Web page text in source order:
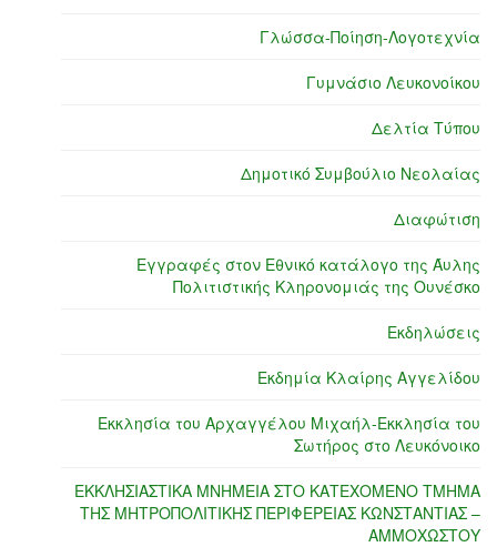
Γλώσσα-Ποίηση-Λογοτεχνία
Γυμνάσιο Λευκονοίκου
Δελτία Τύπου
Δημοτικό Συμβούλιο Νεολαίας
Διαφώτιση
Εγγραφές στον Εθνικό κατάλογο της Άυλης
Πολιτιστικής Κληρονομιάς της Ουνέσκο
Εκδηλώσεις
Εκδημία Κλαίρης Αγγελίδου
Εκκλησία του Αρχαγγέλου Μιχαήλ-Εκκλησία του
Σωτήρος στο Λευκόνοικο
ΕΚΚΛΗΣΙΑΣΤΙΚΑ ΜΝΗΜΕΙΑ ΣΤΟ ΚΑΤΕΧΟΜΕΝΟ ΤΜΗΜΑ
ΤΗΣ ΜΗΤΡΟΠΟΛΙΤΙΚΗΣ ΠΕΡΙΦΕΡΕΙΑΣ ΚΩΝΣΤΑΝΤΙΑΣ –
ΑΜΜΟΧΩΣΤΟΥ